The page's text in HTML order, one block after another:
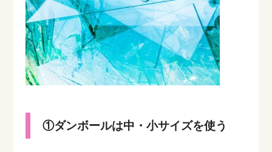
①ダンボールは中・小サイズを使う